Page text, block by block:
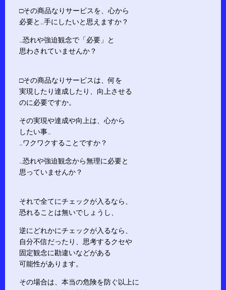
□その商品なりサービスを、心から
必要と…手にしたいと思えますか？
…恐れや強迫観念で「必要」と
思わされていませんか？
□その商品なりサービスは、何を
実現したり達成したり、向上させる
のに必要ですか。
その実現や達成や向上は、心から
したい事…
…ワクワクすることですか？
…恐れや強迫観念から無理に必要と
思っていませんか？
それで全てにチェックが入るなら、
恐れることは無いでしょうし、
逆にどれかにチェックが入るなら、
自分不信だったり、思考するクセや
固定観念に勘違いなどがある
可能性があります。
その場合は、本当の危険を防ぐ以上に